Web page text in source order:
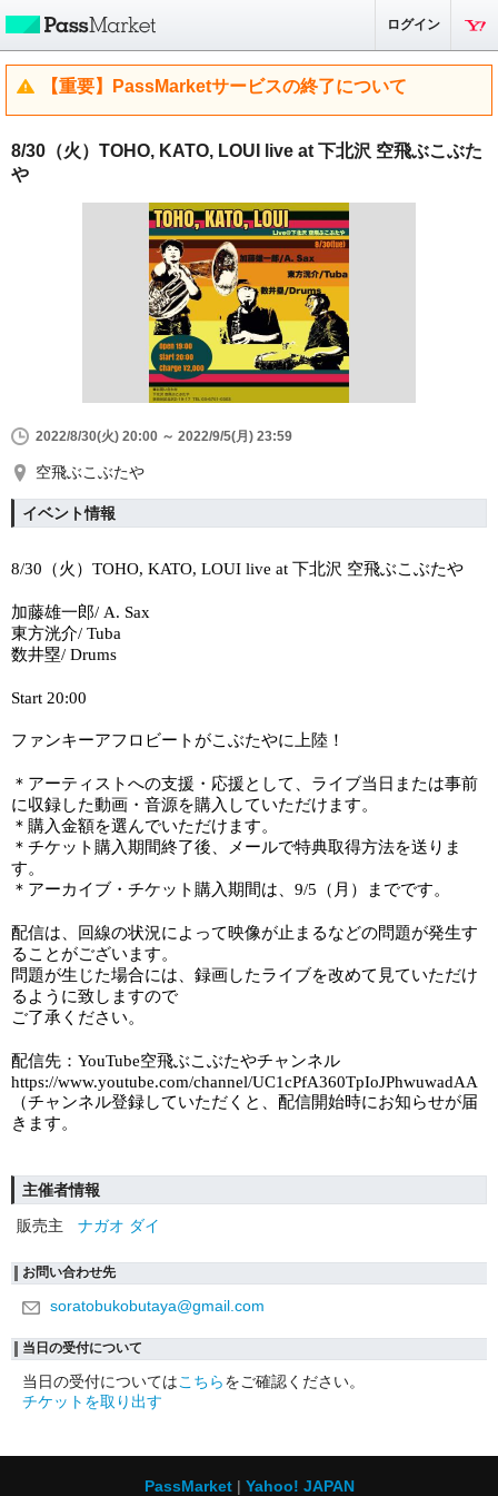
ログイン
【重要】PassMarketサービスの終了について
8/30（火）TOHO, KATO, LOUI live at 下北沢 空飛ぶこぶた
や
2022/8/30(火) 20:00 ～ 2022/9/5(月) 23:59
空飛ぶこぶたや
イベント情報
8/30 （火） TOHO, KATO, LOUI live at 下北沢 空飛ぶこぶたや
加藤雄一郎/ A. Sax
東方洸介/ Tuba
数井塁/ Drums
Start 20:00
ファンキーアフロビートがこぶたやに上陸！
＊アーティストへの支援・応援として、ライブ当日または事前
に収録した動画・音源を購入していただけます。
＊購入金額を選んでいただけます。
＊チケット購入期間終了後、メールで特典取得方法を送りま
す。
＊アーカイブ・チケット購入期間は、 9/5 （月）までです。
配信は、回線の状況によって映像が止まるなどの問題が発生す
ることがございます。
問題が生じた場合には、録画したライブを改めて見ていただけ
るように致しますので
ご了承ください。
配信先： YouTube空飛ぶこぶたやチャンネル
https://www.youtube.com/channel/UC1cPfA360TpIoJPhwuwadAA
（チャンネル登録していただくと、配信開始時にお知らせが届
きます。
主催者情報
販売主
ナガオ ダイ
お問い合わせ先
soratobukobutaya@gmail.com
当日の受付について
当日の受付についてはこちらをご確認ください。
チケットを取り出す
PassMarket Yahoo! JAPAN